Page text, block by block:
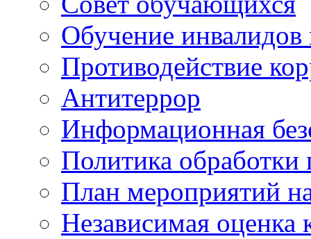
Обучение
Противодействие
Антитеррор
Информационная
Политика
План мероприятий
Независимая оценка